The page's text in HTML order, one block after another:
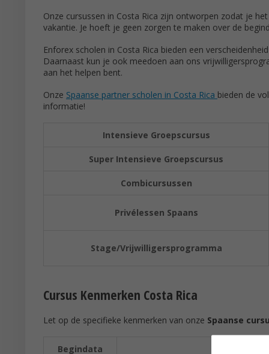
Onze cursussen in Costa Rica zijn ontworpen zodat je
vakantie. Je hoeft je geen zorgen te maken over de
Enforex scholen in Costa Rica bieden een
Daarnaast kun je ook meedoen aan ons
aan het helpen bent.
Onze Spaanse partner scholen in Costa Rica bieden de
informatie!
Intensieve Groepscursus
Super Intensieve Groepscursus
Combicursussen
Privélessen Spaans
Stage/Vrijwilligersprogramma
Cursus Kenmerken Costa Rica
Let op de specifieke kenmerken van onze Spaanse
Begindata